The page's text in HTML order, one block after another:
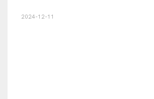
2024-12-11